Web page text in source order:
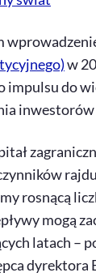
w
impulsu do
rosnącą
mogą
latach –
dyrektora